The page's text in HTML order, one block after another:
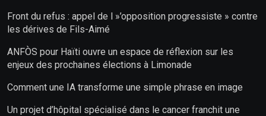
Front du refus : appel de l »’opposition progressiste » contre
les dérives de Fils-Aimé
ANFÒS pour Haïti ouvre un espace de réflexion sur les
enjeux des prochaines élections à Limonade
Comment une IA transforme une simple phrase en image
Un projet d’hôpital spécialisé dans le cancer franchit une